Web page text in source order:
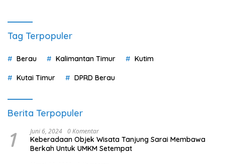
Tag Terpopuler
Berau Kalimantan Timur Kutim
Kutai Timur DPRD Berau
Berita Terpopuler
1 Juni 6, 2024 0 Komentar
Keberadaan Objek Wisata Tanjung Sarai Membawa
Berkah Untuk UMKM Setempat